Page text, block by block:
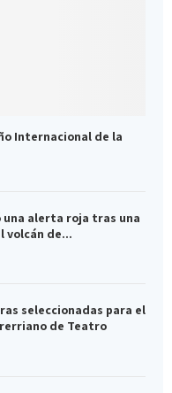
Internacional de la
alerta roja tras una
volcán de...
seleccionadas para el
de Teatro